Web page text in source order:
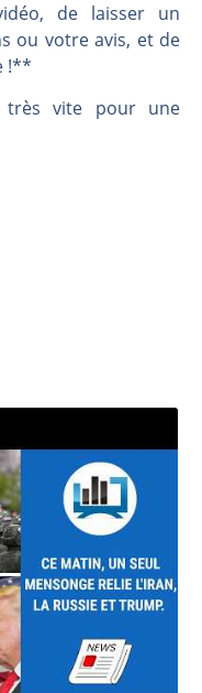
de laisser un
ou votre avis, et de
!**
vite pour une